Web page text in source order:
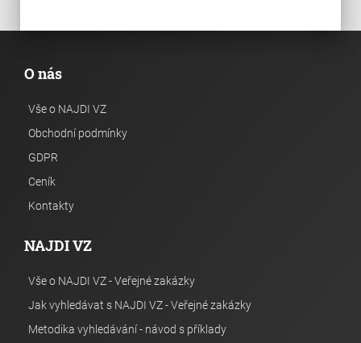
O nás
Vše o NAJDI VZ
Obchodní podmínky
GDPR
Ceník
Kontakty
NAJDI VZ
Vše o NAJDI VZ - Veřejné zakázky
Jak vyhledávat s NAJDI VZ - Veřejné zakázky
Metodika vyhledávání - návod s příklady